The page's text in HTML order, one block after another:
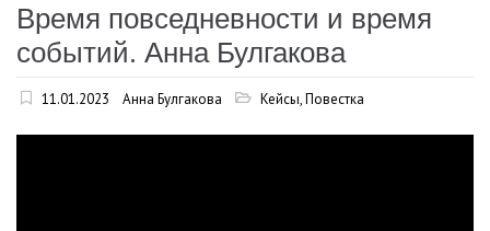
Время повседневности и время
событий. Анна Булгакова
11.01.2023 Анна Булгакова Кейсы,Повестка